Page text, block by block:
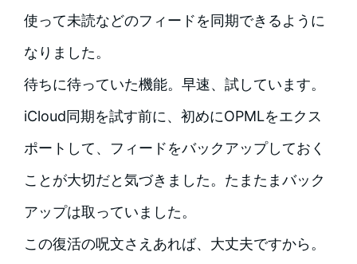
使って未読などのフィードを同期できるように
なりました。
待ちに待っていた機能。早速、試しています。
iCloud同期を試す前に、初めにOPMLをエクス
ポートして、フィードをバックアップしておく
ことが大切だと気づきました。たまたまバック
アップは取っていました。
この復活の呪文さえあれば、大丈夫ですから。